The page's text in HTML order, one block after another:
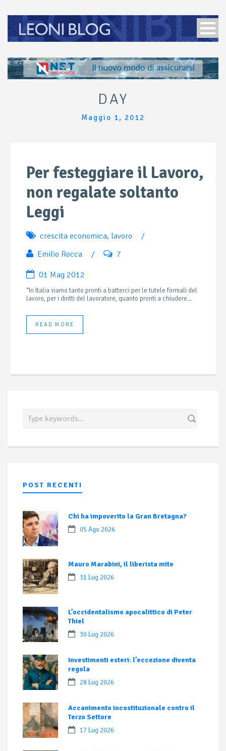
DAY
Maggio 1, 2012
Per festeggiare il Lavoro,
non regalate soltanto
Leggi
crescita economica, lavoro
/
Emilio Rocca
/ 7
01 Mag 2012
“In Italia siamo tanto pronti a batterci per le tutele formali del
lavoro, per i diritti del lavoratore, quanto pronti a chiudere...
READ MORE
POST RECENTI
Chi ha impoverito la Gran Bretagna?
05 Ago 2026
Mauro Marabini, il liberista mite
31 Lug 2026
L’occidentalismo apocalittico di Peter
Thiel
30 Lug 2026
Investimenti esteri: l’eccezione diventa
regola
28 Lug 2026
Accanimento incostituzionale contro il
Terzo Settore
17 Lug 2026